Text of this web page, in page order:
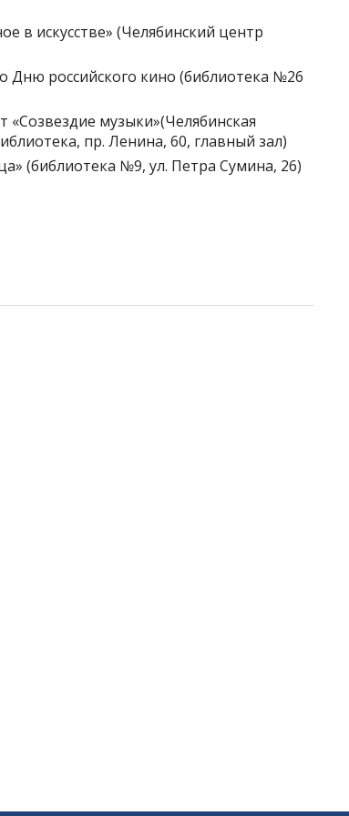
в искусстве» (Челябинский центр
Дню российского кино (библиотека №26
«Созвездие музыки»(Челябинская
пр. Ленина, 60, главный зал)
(библиотека №9, ул. Петра Сумина, 26)